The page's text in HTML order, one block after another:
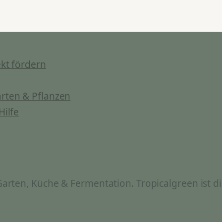
fördern
& Pflanzen
Küche & Fermentation. Tropicalgreen ist